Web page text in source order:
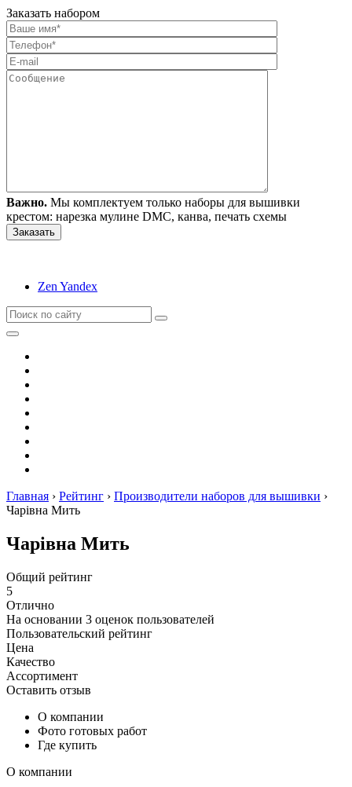
Заказать набором
Важно. Мы комплектуем только наборы для вышивки
крестом: нарезка мулине DMC, канва, печать схемы
Zen Yandex
Главная › Рейтинг › Производители наборов для вышивки ›
Чарівна Мить
Чарівна Мить
Общий рейтинг
5
Отлично
На основании 3 оценок пользователей
Пользовательский рейтинг
Цена
Качество
Ассортимент
Оставить отзыв
О компании
Фото готовых работ
Где купить
О компании